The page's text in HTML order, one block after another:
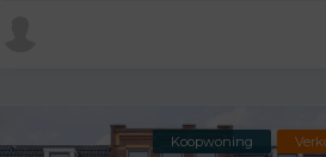
Koopwoning